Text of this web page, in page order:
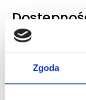
Zgoda
Wysyłka /
Kurier DHL,
Czas realizacji
3-6 dni